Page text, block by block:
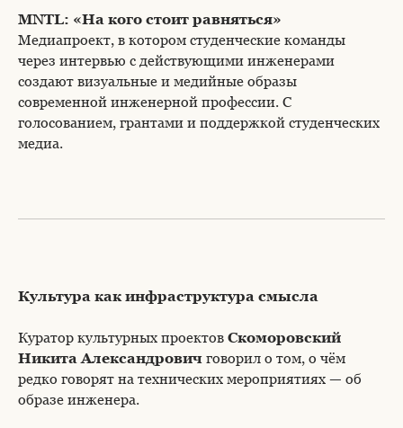
MNTL: «На кого стоит равняться»
Медиапроект, в котором студенческие команды
через интервью с действующими инженерами
создают визуальные и медийные образы
современной инженерной профессии. С
голосованием, грантами и поддержкой студенческих
медиа.
Культура как инфраструктура смысла
Куратор культурных проектов Скоморовский
Никита Александрович говорил о том, о чём
редко говорят на технических мероприятиях — об
образе инженера.